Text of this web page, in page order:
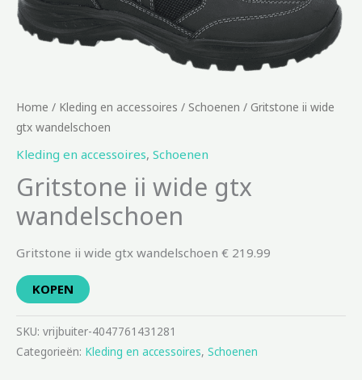
Home / Kleding en accessoires / Schoenen / Gritstone ii wide
gtx wandelschoen
Kleding en accessoires, Schoenen
Gritstone ii wide gtx
wandelschoen
Gritstone ii wide gtx wandelschoen € 219.99
KOPEN
SKU: vrijbuiter-4047761431281
Categorieën: Kleding en accessoires, Schoenen